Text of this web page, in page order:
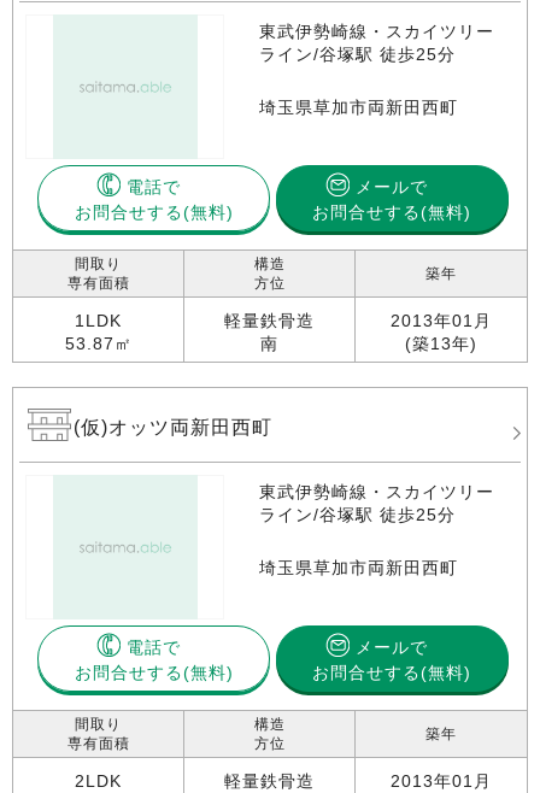
東武伊勢崎線・スカイツリー
ライン/谷塚駅 徒歩25分
埼玉県草加市両新田西町
電話で
お問合せする
メールで
お問合せする(無料)
間取り
専有面積
1LDK
53.87㎡
構造
方位
軽量鉄骨造
南
築年
2013年01月
(築13年)
(仮)オッツ両新田西町
東武伊勢崎線・スカイツリー
ライン/谷塚駅 徒歩25分
埼玉県草加市両新田西町
電話で
お問合せする
メールで
お問合せする(無料)
間取り
専有面積
2LDK
構造
方位
軽量鉄骨造
築年
2013年01月